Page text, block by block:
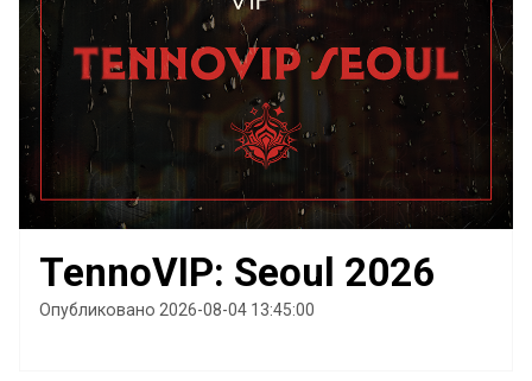
TennoVIP: Seoul 2026
Опубликовано 2026-08-04 13:45:00